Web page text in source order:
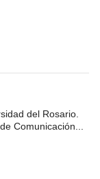
del Rosario.
Comunicación